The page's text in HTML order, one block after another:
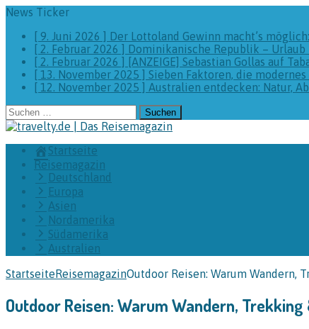
News Ticker
[ 9. Juni 2026 ] Der Lottoland Gewinn macht’s
[ 2. Februar 2026 ] Dominikanische Republik –
[ 2. Februar 2026 ] [ANZEIGE] Sebastian Gollas auf
[ 13. November 2025 ] Sieben Faktoren, die
[ 12. November 2025 ] Australien entdecken: Natur,
Suchen
nach:
Startseite
Reisemagazin
Deutschland
Europa
Asien
Nordamerika
Südamerika
Australien
StartseiteReisemagazinOutdoor Reisen: Warum Wandern,
Outdoor Reisen: Warum Wandern, Trekking